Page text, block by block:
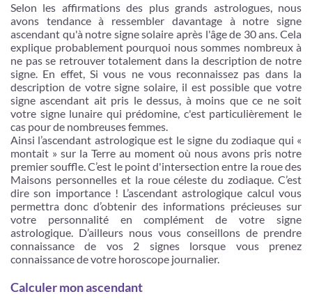
Selon les affirmations des plus grands astrologues, nous
avons tendance à ressembler davantage à notre signe
ascendant qu'à notre signe solaire après l'âge de 30 ans. Cela
explique probablement pourquoi nous sommes nombreux à
ne pas se retrouver totalement dans la description de notre
signe. En effet, Si vous ne vous reconnaissez pas dans la
description de votre signe solaire, il est possible que votre
signe ascendant ait pris le dessus, à moins que ce ne soit
votre signe lunaire qui prédomine, c'est particulièrement le
cas pour de nombreuses femmes.
Ainsi l’ascendant astrologique est le signe du zodiaque qui «
montait » sur la Terre au moment où nous avons pris notre
premier souffle. C’est le point d'intersection entre la roue des
Maisons personnelles et la roue céleste du zodiaque. C’est
dire son importance ! L’ascendant astrologique calcul vous
permettra donc d’obtenir des informations précieuses sur
votre personnalité en complément de votre signe
astrologique. D’ailleurs nous vous conseillons de prendre
connaissance de vos 2 signes lorsque vous prenez
connaissance de votre horoscope journalier.
Calculer mon ascendant